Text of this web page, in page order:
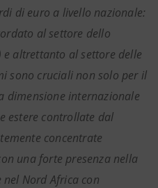
di euro a livello nazionale:
al settore dello
e altrettanto al settore delle
sono cruciali non solo per il
dimensione internazionale
estere controllate dal
concentrate
una forte presenza nella
Nord Africa con